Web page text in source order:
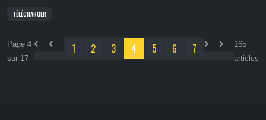
TÉLÉCHARGER
Page 4
sur 17
1 2 3 4 5 6 7
165
articles